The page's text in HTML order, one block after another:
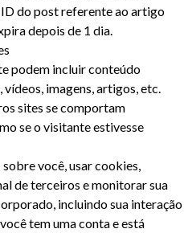
do post referente ao artigo
depois de 1 dia.
podem incluir conteúdo
imagens, artigos, etc.
sites se comportam
se o visitante estivesse
você, usar cookies,
de terceiros e monitorar sua
incluindo sua interação
tem uma conta e está